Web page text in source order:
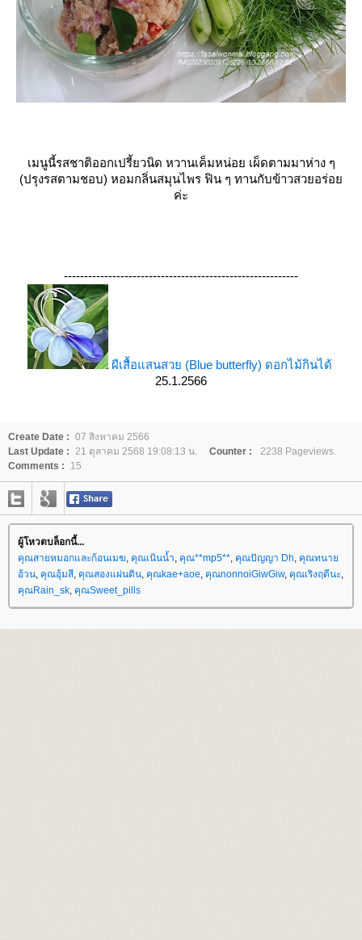
เมนูนี้รสชาติออกเปรี้ยวนิด หวานเค็มหน่อย เผ็ดตามมาห่าง ๆ
(ปรุงรสตามชอบ) หอมกลิ่นสมุนไพร ฟิน ๆ ทานกับข้าวสวยอร่อ
ค่ะ
----------------------------------------------------------
ผีเสื้อแสนสวย (Blue butterfly) ดอกไม้กินได้
25.1.2566
Create Date : 07 สิงหาคม 2566
Last Update : 21 ตุลาคม 2568 19:08:13 น. Counter :
2238 Pageviews.
Comments :
15
ผู้โหวตบล็อกนี้...
คุณสายหมอกและก้อนเมฆ, คุณเนินน้ำ, คุณ**mp5**, คุณปัญญา Dh, คุณทนา
อ้วน, คุณอุ้มสี, คุณสองแผ่นดิน, คุณkae+aoe, คุณnonnoiGiwGiw, คุณเริงฤดีนะ,
คุณRain_sk, คุณSweet_pills